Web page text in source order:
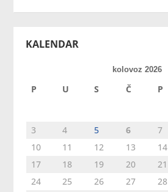
KALENDAR
kolovoz 2026
P U S Č P
3
4 5 6 7
10
11 12 13 14
17
18 19 20 21
24
25 26 27 28